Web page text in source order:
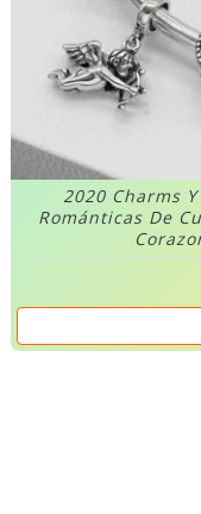
2020 Charms
Románticas De